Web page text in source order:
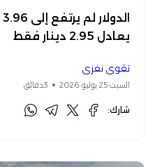
يعادل 2.95 دينار فقط
تقوى نفزي
السبت 25 يوليو 2026 3دقائق
شارك: